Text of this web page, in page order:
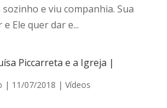
e viu companhia. Sua
Ele quer dar e...
Piccarreta e a Igreja |
| 11/07/2018 | Vídeos